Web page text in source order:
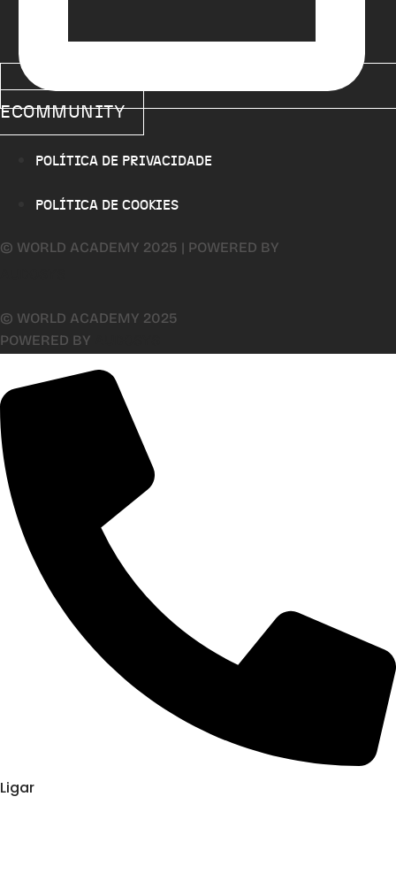
ECOMMUNITY
POLÍTICA DE PRIVACIDADE
POLÍTICA DE COOKIES
© WORLD ACADEMY 2025 | POWERED BY
© WORLD ACADEMY 2025
POWERED BY
Ligar